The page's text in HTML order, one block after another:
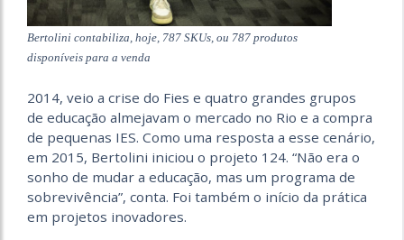
Bertolini contabiliza, hoje, 787 SKUs, ou 787 produtos
disponíveis para a venda
2014, veio a crise do Fies e quatro grandes grupos
de educação almejavam o mercado no Rio e a compra
de pequenas IES. Como uma resposta a esse cenário,
em 2015, Bertolini iniciou o projeto 124. “Não era o
sonho de mudar a educação, mas um programa de
sobrevivência”, conta. Foi também o início da prática
em projetos inovadores.